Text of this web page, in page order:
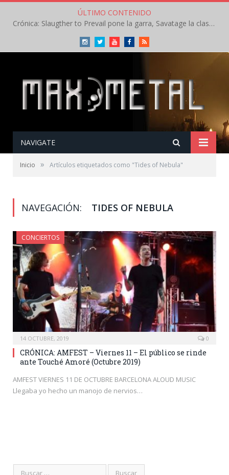
ÚLTIMO CONTENIDO
Crónica: Slaugther to Prevail pone la garra, Savatage la clase en la apertura del Leyendas del Rock – Miércoles – Agosto 2026
InstagramTwitterYoutubeFacebookRSS
NAVIGATE
Inicio » Artículos etiquetados como "Tides of Nebula"
NAVEGACIÓN: TIDES OF NEBULA
CONCIERTOS
14 OCTUBRE, 2019 0
CRÓNICA: AMFEST – Viernes 11 – El público se rinde
ante Touché Amoré (Octubre 2019)
AMFEST VIERNES 11 DE OCTUBRE BARCELONA ALOUD MUSIC
Llegaba yo hecho un manojo de nervios…